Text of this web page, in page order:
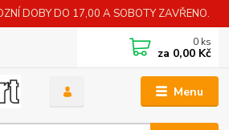
DOBY DO 17,00 A SOBOTY ZAVŘENO.
Menu
0 ks
za 0,00 Kč